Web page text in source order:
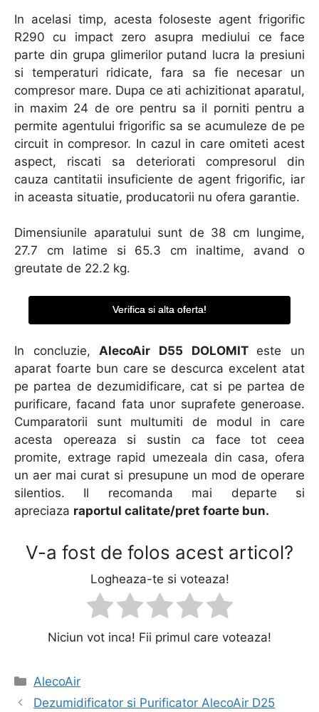
In acelasi timp, acesta foloseste agent frigorific
R290 cu impact zero asupra mediului ce face
parte din grupa glimerilor putand lucra la presiuni
si temperaturi ridicate, fara sa fie necesar un
compresor mare. Dupa ce ati achizitionat aparatul,
in maxim 24 de ore pentru sa il porniti pentru a
permite agentului frigorific sa se acumuleze de pe
circuit in compresor. In cazul in care omiteti acest
aspect, riscati sa deteriorati compresorul din
cauza cantitatii insuficiente de agent frigorific, iar
in aceasta situatie, producatorii nu ofera garantie.
Dimensiunile aparatului sunt de 38 cm lungime,
27.7 cm latime si 65.3 cm inaltime, avand o
greutate de 22.2 kg.
Verifica si alta oferta!
In concluzie,AlecoAir D55 DOLOMIT este un
aparat foarte bun care se descurca excelent atat
pe partea de dezumidificare, cat si pe partea de
purificare, facand fata unor suprafete generoase.
Cumparatorii sunt multumiti de modul in care
acesta opereaza si sustin ca face tot ceea
promite, extrage rapid umezeala din casa, ofera
un aer mai curat si presupune un mod de operare
silentios. Il recomanda mai departe si
apreciaza raportul calitate/pret foarte bun.
V-a fost de folos acest articol?
Logheaza-te si voteaza!
Niciun vot inca! Fii primul care voteaza!
Categorii
AlecoAir
Navigare
Dezumidificator si Purificator AlecoAir D25